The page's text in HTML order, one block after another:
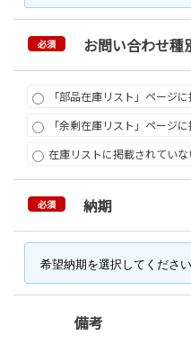
必須 お問い合わせ種
「部品在庫リスト」ページ
「余剰在庫リスト」ページ
在庫リストに掲載されてい
必須 納期
備考